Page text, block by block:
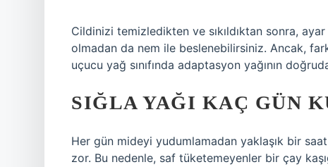
Cildinizi temizledikten ve sıkıldıktan sonra,
olmadan da nem ile beslenebilirsiniz. Ancak,
uçucu yağ sınıfında adaptasyon yağının
SIĞLA YAĞI KAÇ GÜN
Her gün mideyi yudumlamadan yaklaşık bir
zor. Bu nedenle, saf tüketemeyenler bir çay